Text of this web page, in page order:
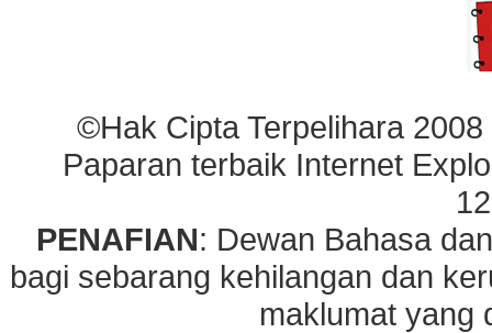
©Hak Cipta Terpelihara
Paparan terbaik Internet
PENAFIAN: Dewan Bahasa
bagi sebarang kehilangan dan
maklumat yang